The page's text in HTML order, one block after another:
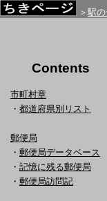
＞ 駅の
Contents
市町村章
・ 都道府県別リスト
郵便局
・ 郵便局データベース
・ 記憶に残る郵便局
・ 郵便局訪問記